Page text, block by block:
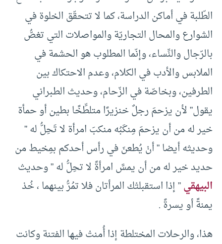
الطّلبة في أماكن الدراسة، كما لا تتحقّق الخلوة في
الشوارع والمحال التجاريّة والمواصلات التي تغصُّ
بالرّجال والنِّساء، وإنّما المطلوب هو الحشمة في
الملابس والأدب في الكلام، وعدم الاحتكاك بين
الطرفين، وبخاصّة في الزّحام، وحديث الطبراني
يقول” لأن يزحمَ رجلٌ خنزيرًا متلطِّخًا بطين أو حمأة
خير له من أن يزحمَ مِنكَبُه منكبَ امرأة لا تَحِلُّ له ”
وحديثه أيضا ” أنْ يُطعنَ في رأس أحدكم بمِخيط من
حديد خير له من أن يمسَّ امرأةً لا تحِلُّ له ” وحديث
البيهقي” إذا استقبلتْك المرأتان فلا تمُرُّ بينهما ، خُذ
يمنةً أو يسرةً .
هذا، والرحلات المختلطة إذا أُمنتْ فيها الفتنة وكانت